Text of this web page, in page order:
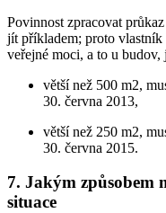
Povinnost zpracovat
jít příkladem; proto
veřejné moci, a to u
větší než 500 m2,
30. června 2013,
větší než 250 m2,
30. června 2015.
7. Jakým způsobem
situace